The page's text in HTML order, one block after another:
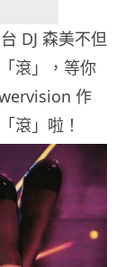
DJ 森美不但
滾」，等你
作
滾」啦！